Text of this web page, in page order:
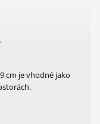
cm je vhodné jako